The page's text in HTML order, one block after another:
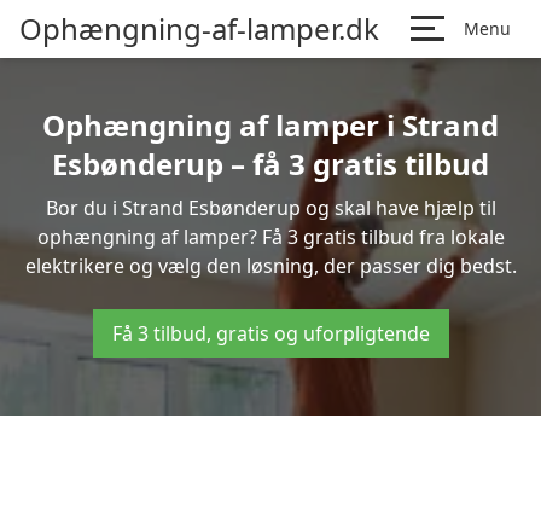
Ophængning-af-lamper.dk Menu
Ophængning af lamper i Strand
Esbønderup – få 3 gratis tilbud
Bor du i Strand Esbønderup og skal have hjælp til
ophængning af lamper? Få 3 gratis tilbud fra lokale
elektrikere og vælg den løsning, der passer dig bedst.
Få 3 tilbud, gratis og uforpligtende